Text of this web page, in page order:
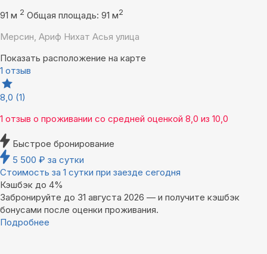
91 м 2 Общая площадь: 91 м2
Мерсин, Ариф Нихат Асья улица
Показать расположение на карте
1 отзыв
8,0 (1)
1 отзыв о проживании со средней оценкой 8,0 из 10,0
Быстрое бронирование
5 500 ₽ за сутки
Стоимость за 1 сутки при заезде сегодня
Кэшбэк до 4%
Забронируйте до 31 августа 2026 — и получите кэшбэк
бонусами после оценки проживания.
Подробнее